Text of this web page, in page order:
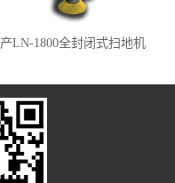
产LN-1800全封闭式扫地机